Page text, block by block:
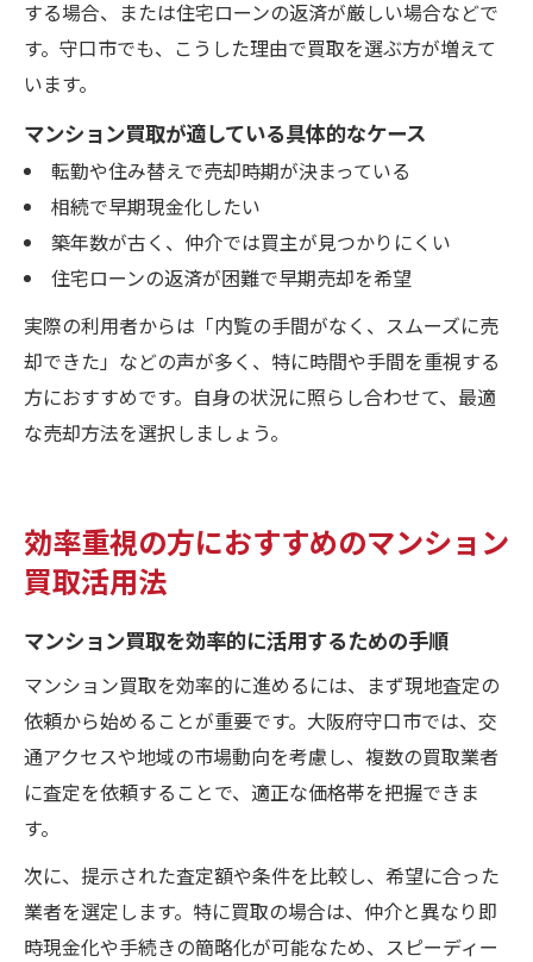
する場合、または住宅ローンの返済が厳しい場合などで
す。守口市でも、こうした理由で買取を選ぶ方が増えて
います。
マンション買取が適している具体的なケース
転勤や住み替えで売却時期が決まっている
相続で早期現金化したい
築年数が古く、仲介では買主が見つかりにくい
住宅ローンの返済が困難で早期売却を希望
実際の利用者からは「内覧の手間がなく、スムーズに売
却できた」などの声が多く、特に時間や手間を重視する
方におすすめです。自身の状況に照らし合わせて、最適
な売却方法を選択しましょう。
効率重視の方におすすめのマンション
買取活用法
マンション買取を効率的に活用するための手順
マンション買取を効率的に進めるには、まず現地査定の
依頼から始めることが重要です。大阪府守口市では、交
通アクセスや地域の市場動向を考慮し、複数の買取業者
に査定を依頼することで、適正な価格帯を把握できま
す。
次に、提示された査定額や条件を比較し、希望に合った
業者を選定します。特に買取の場合は、仲介と異なり即
時現金化や手続きの簡略化が可能なため、スピーディー